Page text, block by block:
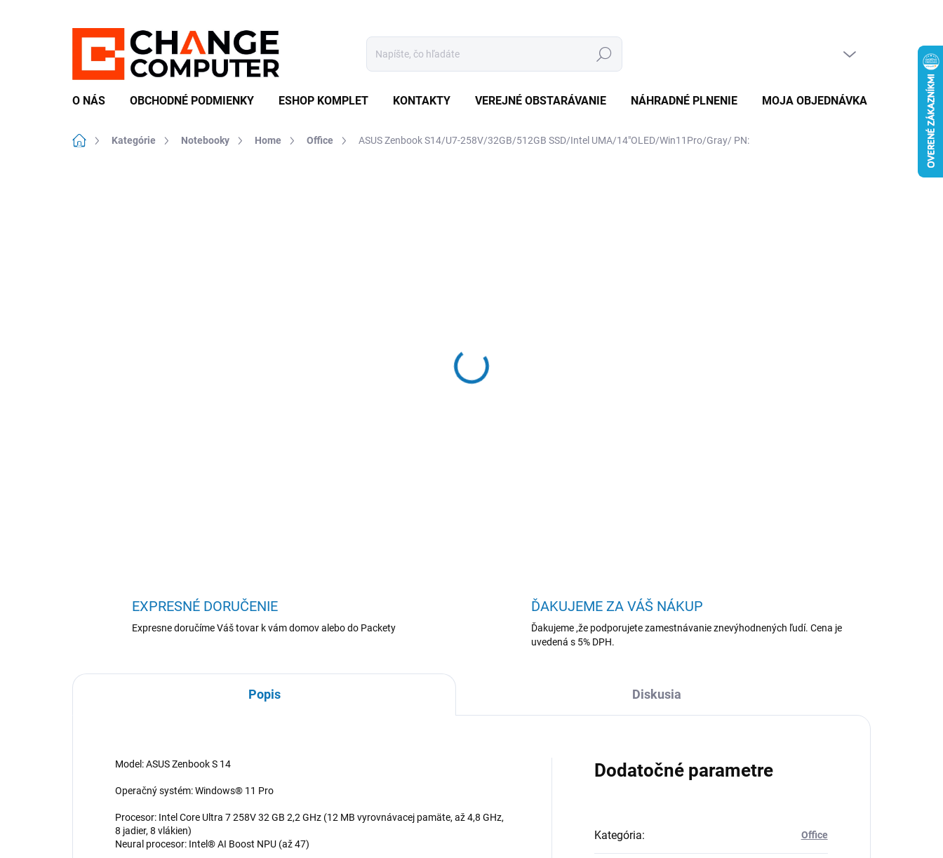
Hľadať
O NÁS OBCHODNÉ PODMIENKY ESHOP KOMPLET KONTAKTY VEREJNÉ OBSTARÁVANIE NÁHRADNÉ PLNENIE MOJA OBJEDNÁVKA ZNAČKY
DomovKategórie Notebooky Home Office ASUS Zenbook S14/U7-258V/32GB/512GB SSD/Intel UMA/14"OLED/Win11Pro/Gray/ PN:
ASUS Zenbook S14/U7-258V/32GB/512GB SSD/Intel
EXPRESNÉ DORUČENIE
Expresne doručíme Váš tovar k vám domov alebo do Packety
ĎAKUJEME ZA VÁŠ NÁKUP
Ďakujeme ,že podporujete zamestnávanie znevýhodnených ľudí. Cena je
uvedená s 5% DPH.
Popis Diskusia
Model: ASUS Zenbook S 14
Operačný systém: Windows® 11 Pro
Procesor: Intel Core Ultra 7 258V 32 GB 2,2 GHz (12 MB vyrovnávacej pamäte, až 4,8 GHz,
8 jadier, 8 vlákien)
Neural procesor: Intel® AI Boost NPU (až 47)
Dodatočné parametre
Kategória: Office